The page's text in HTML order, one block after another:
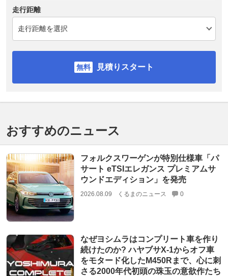
走行距離
見積りスタート
おすすめのニュース
フォルクスワーゲンが特別仕様車「パ
サート eTSIエレガンス プレミアムサ
ウンドエディション」を発売
2026.08.09 くるまのニュース 0
なぜヨシムラはコンプリート車を作り
続けたのか? ハヤブサX-1からオフ車
をモタード化したM450Rまで、心に刺
さる2000年代初頭の珠玉の意欲作たち